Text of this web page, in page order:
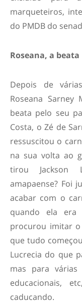
marqueteiros,
do PMDB do
Roseana, a beata
Depois de
Roseana
beata pelo seu
Costa, o Zé de
ressuscitou o
na sua volta ao
tirou Jackson
amapaense? Foi
acabar com o
quando ela era
procurou imitar o
que tudo
Lucrecia do que
mas para várias
educacionais,
caducando.